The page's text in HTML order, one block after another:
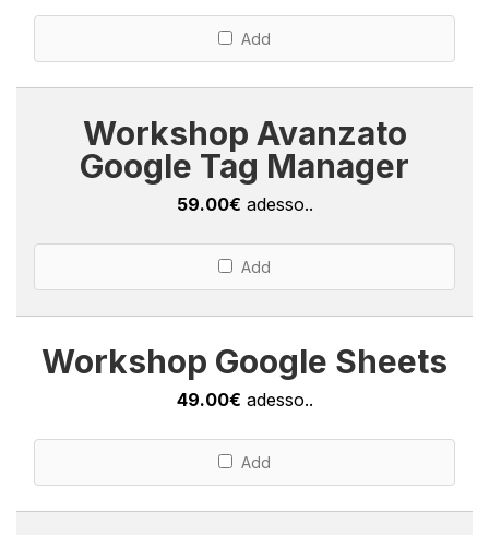
Add
Workshop Avanzato
Google Tag Manager
59.00€ adesso..
Add
Workshop Google Sheets
49.00€ adesso..
Add